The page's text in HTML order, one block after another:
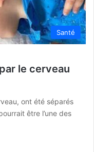
Santé
le cerveau
ont été séparés
être l’une des